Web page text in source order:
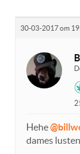
30-03-2017 om
Hehe
dames